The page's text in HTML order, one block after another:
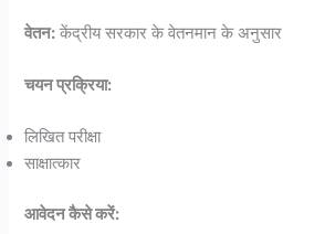
वेतन: केंद्रीय सरकार के वेतनमान के अनुसार
चयन प्रक्रिया:
लिखित परीक्षा
साक्षात्कार
आवेदन कैसे करें: